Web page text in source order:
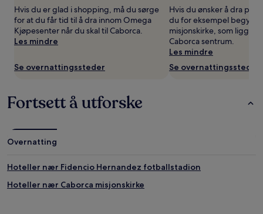
voksne.
Priser
og
tilgjengelighet
seg.
kan
Hvis du er glad i shopping, må du sørge
for at du får tid til å dra innom Omega
Kjøpesenter når du skal til Caborca.
Les mindre
Se overnattingssteder
Hvis du ønsker å dra på
du for eksempel
misjonskirke, som ligger
Caborca sentrum.
Les mindre
Se overnattingssteder
Fortsett å utforske
Overnatting
Hoteller nær Fidencio Hernandez fotballstadion
Hoteller nær Caborca misjonskirke